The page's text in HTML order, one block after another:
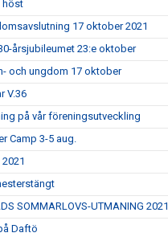
höst
17 oktober 2021
årsjubileumet 23:e oktober
och ungdom 17 oktober
V.36
på vår föreningsutveckling
Camp 3-5 aug.
SOMMARLOVS-UTMANING 2021
Daftö